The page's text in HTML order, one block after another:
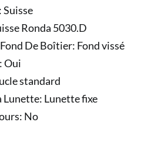
Suisse
Ronda 5030.D
De Boîtier: Fond vissé
Oui
standard
Lunette: Lunette fixe
No